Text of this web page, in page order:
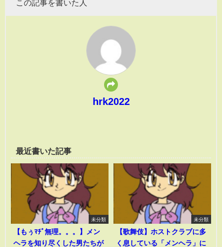
この記事を書いた人
hrk2022
最近書いた記事
未分類
【もぅﾏﾁﾞ無理。。。】メン
ヘラを知り尽くした男たちが
未分類
【歌舞伎】ホストクラブに多
く息している「メンヘラ」に